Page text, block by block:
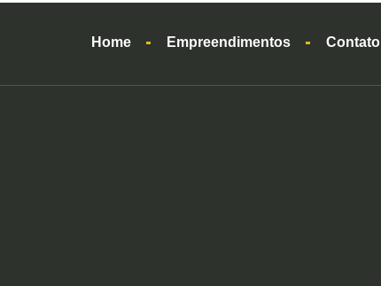
Home Empreendimentos Contato